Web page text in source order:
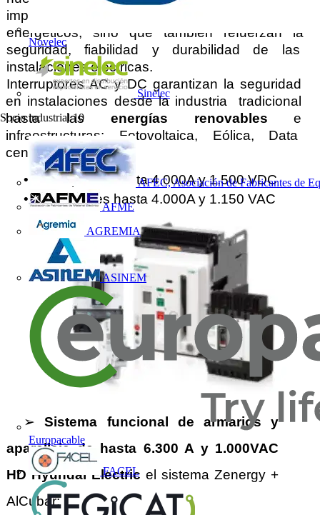
Novelec
Sinelec
Socio industrial 10
AFEC, Asociación de Fabricantes de
AFME
AGREMIA
ASINEM
Europacable
FACEL
impulsan la optimización de los recursos
energéticos, sino que también refuerzan la
seguridad, fiabilidad y durabilidad de las
instalaciones eléctricas.
Interruptores AC y DC garantizan la seguridad
en instalaciones desde la industria  tradicional
hasta las energías renovables e
infraestructuras: Fotovoltaica, Eólica, Data
centers, BESS, etc.:
• Interruptores hasta 4.000A y 1.500 VDC
• Interruptores hasta 4.000A y 1.150 VAC
➢ Sistema funcional de armarios y
aparellaje de hasta 6.300 A y 1.000VAC
HD Hyundai Electric el sistema Zenergy +
AlCubar: